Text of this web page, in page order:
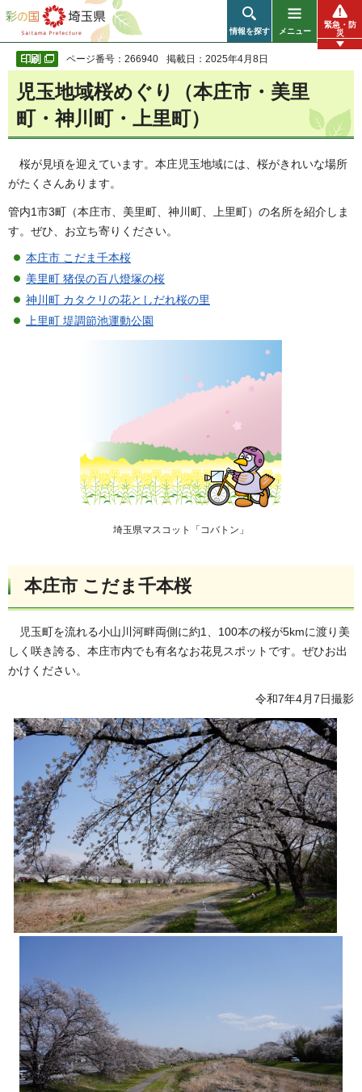
彩の国 埼玉県
情報を探す メニュー
緊急・防
災
ページ番号：266940 掲載日：2025年4月8日
児玉地域桜めぐり（本庄市・美里
町・神川町・上里町）
桜が見頃を迎えています。本庄児玉地域には、桜がきれいな場所
がたくさんあります。
管内1市3町（本庄市、美里町、神川町、上里町）の名所を紹介しま
す。ぜひ、お立ち寄りください。
本庄市 こだま千本桜
美里町 猪俣の百八燈塚の桜
神川町 カタクリの花としだれ桜の里
上里町 堤調節池運動公園
埼玉県マスコット「コバトン」
本庄市 こだま千本桜
児玉町を流れる小山川河畔両側に約1、100本の桜が5kmに渡り美
しく咲き誇る、本庄市内でも有名なお花見スポットです。ぜひお出
かけください。
令和7年4月7日撮影